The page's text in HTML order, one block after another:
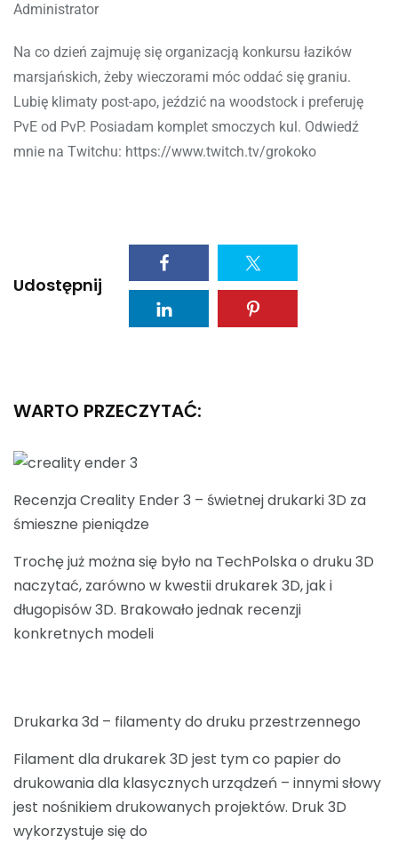
Administrator
Na co dzień zajmuję się organizacją konkursu łazików
marsjańskich, żeby wieczorami móc oddać się graniu.
Lubię klimaty post-apo, jeździć na woodstock i preferuję
PvE od PvP. Posiadam komplet smoczych kul. Odwiedź
mnie na Twitchu: https://www.twitch.tv/grokoko
Udostępnij
WARTO PRZECZYTAĆ:
Recenzja Creality Ender 3 – świetnej drukarki 3D za
śmieszne pieniądze
Trochę już można się było na TechPolska o druku 3D
naczytać, zarówno w kwestii drukarek 3D, jak i
długopisów 3D. Brakowało jednak recenzji
konkretnych modeli
Drukarka 3d – filamenty do druku przestrzennego
Filament dla drukarek 3D jest tym co papier do
drukowania dla klasycznych urządzeń – innymi słowy
jest nośnikiem drukowanych projektów. Druk 3D
wykorzystuje się do